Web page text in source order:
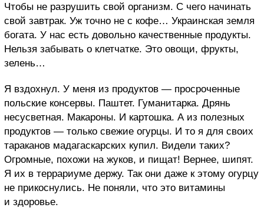
Чтобы не разрушить свой организм. С чего начинать
свой завтрак. Уж точно не с кофе… Украинская земля
богата. У нас есть довольно качественные продукты.
Нельзя забывать о клетчатке. Это овощи, фрукты,
зелень…
Я вздохнул. У меня из продуктов — просроченные
польские консервы. Паштет. Гуманитарка. Дрянь
несусветная. Макароны. И картошка. А из полезных
продуктов — только свежие огурцы. И то я для своих
тараканов мадагаскарских купил. Видели таких?
Огромные, похожи на жуков, и пищат! Вернее, шипят.
Я их в террариуме держу. Так они даже к этому огурцу
не прикоснулись. Не поняли, что это витамины
и здоровье.